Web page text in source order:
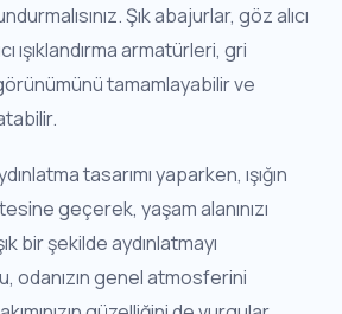
Şık abajurlar, göz alıcı
ışıklandırma armatürleri, gri
tamamlayabilir ve
tasarımı yaparken, ışığın
geçerek, yaşam alanınızı
bir şekilde aydınlatmayı
odanızın genel atmosferini